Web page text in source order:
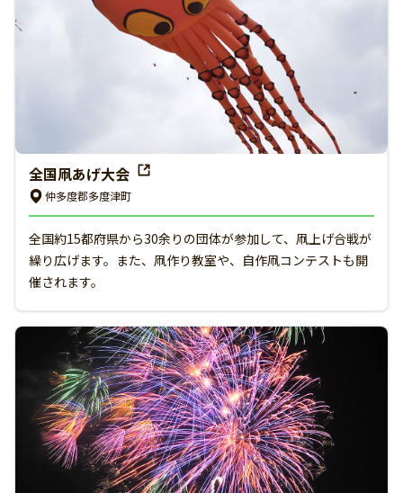
全国凧あげ大会
仲多度郡多度津町
全国約15都府県から30余りの団体が参加して、凧上げ合戦が
繰り広げます。また、凧作り教室や、自作凧コンテストも開
催されます。